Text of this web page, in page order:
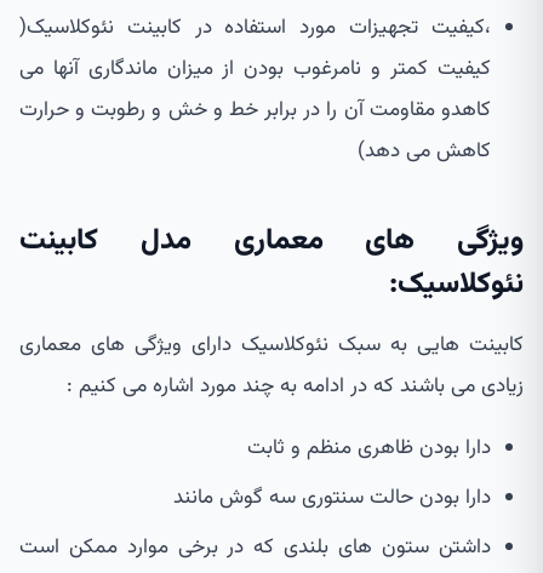
،کیفیت تجهیزات مورد استفاده در کابینت نئوکلاسیک(
کیفیت کمتر و نامرغوب بودن از میزان ماندگاری آنها می
کاهدو مقاومت آن را در برابر خط و خش و رطوبت و حرارت
کاهش می دهد)
ویژگی های معماری مدل کابینت
نئوکلاسیک:
کابینت هایی به سبک نئوکلاسیک دارای ویژگی های معماری
زیادی می باشند که در ادامه به چند مورد اشاره می کنیم :
دارا بودن ظاهری منظم و ثابت
دارا بودن حالت سنتوری سه گوش مانند
داشتن ستون های بلندی که در برخی موارد ممکن است